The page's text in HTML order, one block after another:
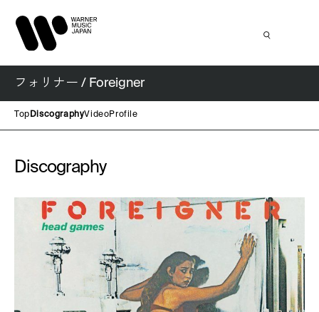
フォリナー / Foreigner
Top DiscographyVideoProfile
Discography